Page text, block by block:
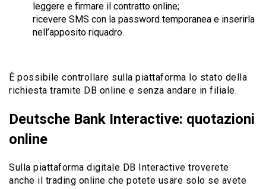
leggere e firmare il contratto online;
ricevere SMS con la password temporanea e inserirla
nell’apposito riquadro.
È possibile controllare sulla piattaforma lo stato della
richiesta tramite DB online e senza andare in filiale.
Deutsche Bank Interactive: quotazioni
online
Sulla piattaforma digitale DB Interactive troverete
anche il trading online che potete usare solo se avete